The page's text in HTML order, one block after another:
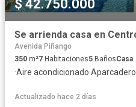
$ 42.750.000
Avenida Piñango
350 m²7 Habitaciones5 BañosCasa
·Aire acondicionado·Aparcadero
Actualizado hace 2 días